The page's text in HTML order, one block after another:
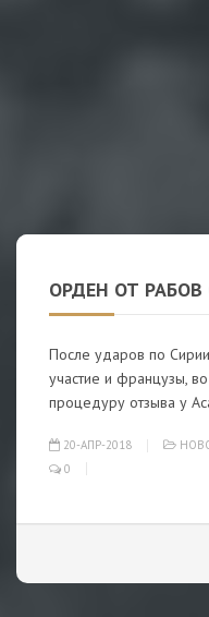
ОРДЕН ОТ
После ударов по
участие и французы,
процедуру отзыва у
20-АПР-2018
0